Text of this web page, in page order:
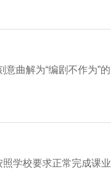
曲解为“编剧不作为”的
学校要求正常完成课业